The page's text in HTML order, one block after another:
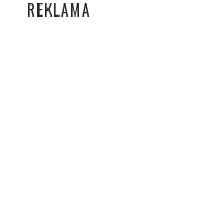
REKLAMA